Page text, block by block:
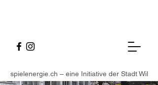
spielenergie.ch – eine Initiative der Stadt Wil